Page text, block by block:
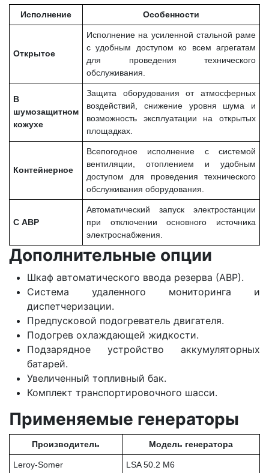
Исполнение Особенности
Открытое
Исполнение на усиленной стальной раме
с удобным доступом ко всем агрегатам
для проведения технического
обслуживания.
В
шумозащитном
кожухе
Защита оборудования от атмосферных
воздействий, снижение уровня шума и
возможность эксплуатации на открытых
площадках.
Контейнерное
Всепогодное исполнение с системой
вентиляции, отоплением и удобным
доступом для проведения технического
обслуживания оборудования.
С АВР
Автоматический запуск электростанции
при отключении основного источника
электроснабжения.
Дополнительные опции
Шкаф автоматического ввода резерва (АВР).
Система удаленного мониторинга и
диспетчеризации.
Предпусковой подогреватель двигателя.
Подогрев охлаждающей жидкости.
Подзарядное устройство аккумуляторных
батарей.
Увеличенный топливный бак.
Комплект транспортировочного шасси.
Применяемые генераторы
Производитель Модель генератора
Leroy-Somer LSA 50.2 M6